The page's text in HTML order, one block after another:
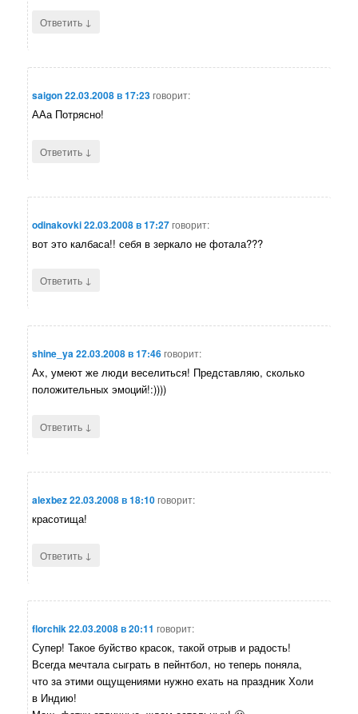
Ответить ↓
saigon22.03.2008 в 17:23говорит:
ААа Потрясно!
Ответить ↓
odinakovki22.03.2008 в 17:27говорит:
вот это калбаса!! себя в зеркало не фотала???
Ответить ↓
shine_ya22.03.2008 в 17:46говорит:
Ах, умеют же люди веселиться! Представляю, сколько
положительных эмоций!:))))
Ответить ↓
alexbez22.03.2008 в 18:10говорит:
красотища!
Ответить ↓
florchik22.03.2008 в 20:11 говорит:
Супер! Такое буйство красок, такой отрыв и радость!
Всегда мечтала сыграть в пейнтбол, но теперь поняла,
что за этими ощущениями нужно ехать на праздник Холи
в Индию!